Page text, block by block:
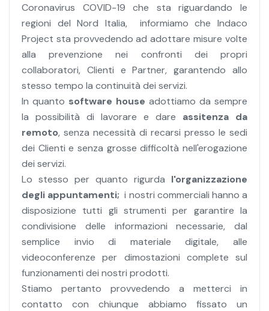
Coronavirus COVID-19 che sta riguardando le
regioni del Nord Italia, informiamo che Indaco
Project sta provvedendo ad adottare misure volte
alla prevenzione nei confronti dei propri
collaboratori, Clienti e Partner, garantendo allo
stesso tempo la continuità dei servizi.
In quanto software house adottiamo da sempre
la possibilità di lavorare e dare assitenza da
remoto, senza necessità di recarsi presso le sedi
dei Clienti e senza grosse difficoltà nell'erogazione
dei servizi.
Lo stesso per quanto rigurda l'organizzazione
degli appuntamenti; i nostri commerciali hanno a
disposizione tutti gli strumenti per garantire la
condivisione delle informazioni necessarie, dal
semplice invio di materiale digitale, alle
videoconferenze per dimostazioni complete sul
funzionamenti dei nostri prodotti.
Stiamo pertanto provvedendo a metterci in
contatto con chiunque abbiamo fissato un